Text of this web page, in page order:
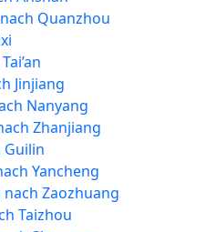
Quanzhou
Jinjiang
Nanyang
Zhanjiang
Guilin
Yancheng
Zaozhuang
Taizhou